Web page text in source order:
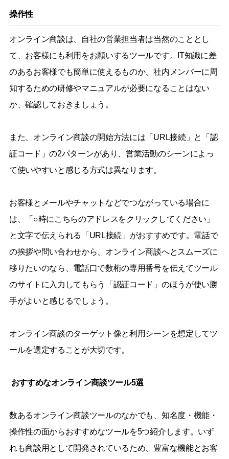
操作性
オンライン商談は、自社の営業担当者は当然のこととし
て、お客様にも利用をお願いするツールです。IT知識に差
のあるお客様でも簡単に使えるものか、社内メンバーに周
知するための研修やマニュアルが必要になることはない
か、確認しておきましょう。
また、オンライン商談の開始方法には「URL接続」と「認
証コード」の2パターンがあり、営業活動のシーンによっ
て使いやすいと感じる方式は異なります。
お客様とメールやチャットなどでつながっている場合に
は、「○時にこちらのアドレスをクリックしてください」
と文字で伝えられる「URL接続」がおすすめです。電話で
の挨拶や問い合わせから、オンライン商談へとスムーズに
移りたいのなら、電話口で数桁の専用番号を伝えてツール
のサイトに入力してもらう「認証コード」のほうが使い勝
手がよいと感じるでしょう。
オンライン商談のターゲット像と利用シーンを想定してツ
ールを選定することが大切です。
おすすめなオンライン商談ツール5選
数あるオンライン商談ツールのなかでも、知名度・機能・
操作性の面からおすすめなツールを5つ紹介します。いず
れも商談用として開発されているため、豊富な機能とお客